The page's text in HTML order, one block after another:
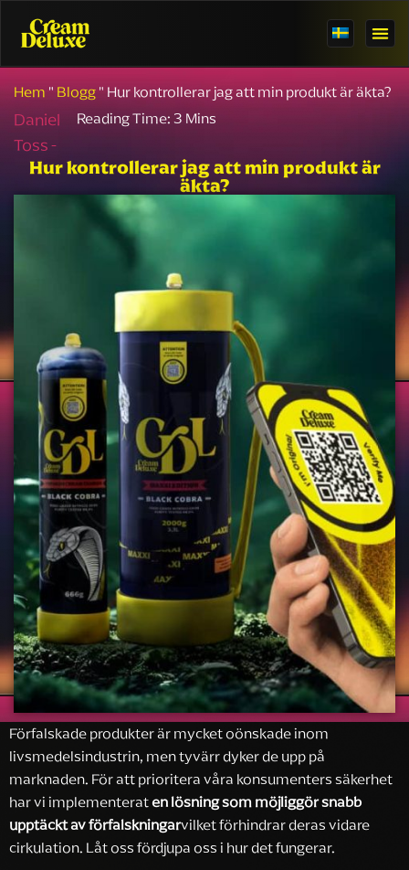
Hem"Blogg"Hur kontrollerar jag att min produkt är äkta?
Daniel
Toss -
Hur kontrollerar jag att min produkt är
äkta?
Förfalskade produkter är mycket oönskade inom
livsmedelsindustrin, men tyvärr dyker de upp på
marknaden. För att prioritera våra konsumenters säkerhet
har vi implementeraten lösning som möjliggör snabb
upptäckt av förfalskningarvilket förhindrar deras vidare
cirkulation. Låt oss fördjupa oss i hur det fungerar.